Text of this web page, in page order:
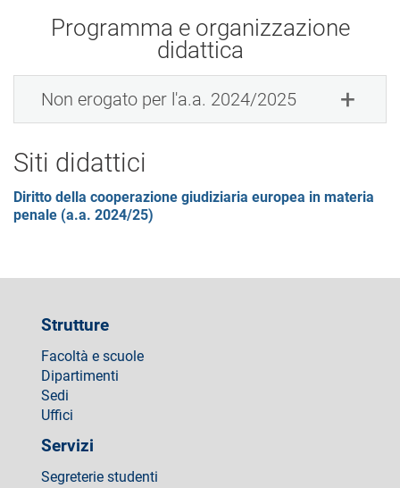
Programma e organizzazione
didattica
Non erogato per l'a.a. 2024/2025
Siti didattici
Diritto della cooperazione giudiziaria europea in materia
penale (a.a. 2024/25)
Strutture
Facoltà e scuole
Dipartimenti
Sedi
Uffici
Servizi
Segreterie studenti